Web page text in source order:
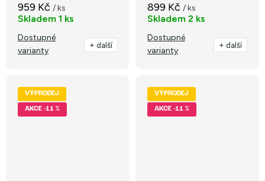
959 Kč / ks
Skladem 1 ks
Dostupné
varianty
+ další
899 Kč / ks
Skladem 2 ks
Dostupné
varianty
+ další
VÝPRODEJ
-11 %
VÝPRODEJ
-11 %